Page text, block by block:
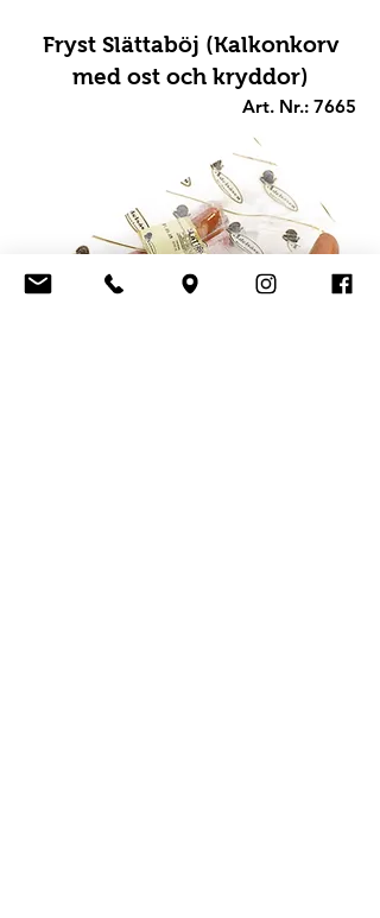
Fryst Slättaböj (Kalkonkorv
med ost och kryddor)
Art. Nr.: 7665